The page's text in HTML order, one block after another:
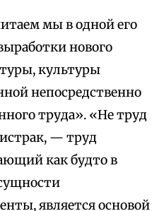
мы в одной его
нового
культуры
непосредственно
труда». «Не труд
— труд
как будто в
является основой